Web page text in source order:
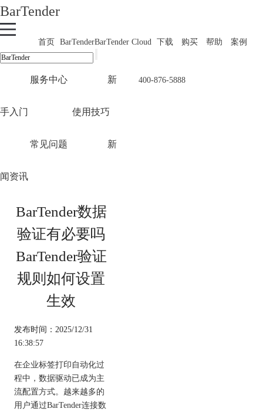
BarTender
首页 BarTenderBarTender Cloud 下载 购买 帮助 案例
400-876-5888
服务中心 新
手入门 使用技巧
常见问题 新
闻资讯
BarTender数据
验证有必要吗
BarTender验证
规则如何设置
生效
发布时间：2025/12/31
16:38:57
在企业标签打印自动化过
程中，数据驱动已成为主
流配置方式。越来越多的
用户通过BarTender连接数